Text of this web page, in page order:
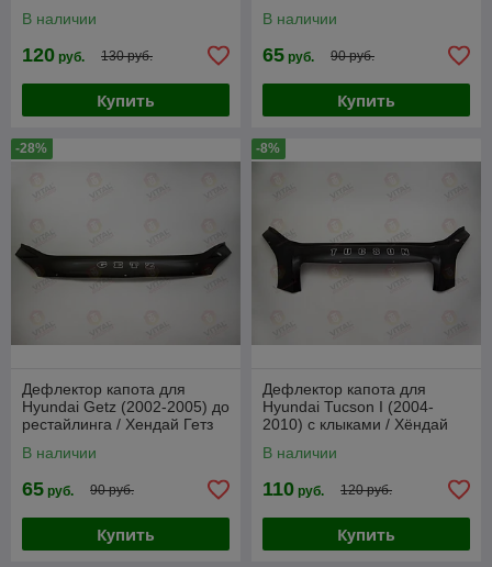
В наличии
120 руб. 130 руб.
Купить
В наличии
65 руб. 90 руб.
Купить
-28%
Дефлектор капота для
Hyundai Getz (2002-2005) до
рестайлинга / Хендай Гетз
В наличии
65 руб. 90 руб.
Купить
-8%
Дефлектор капота для
Hyundai Tucson I (2004-
2010) с клыками / Хёндай
В наличии
110 руб. 120 руб.
Купить